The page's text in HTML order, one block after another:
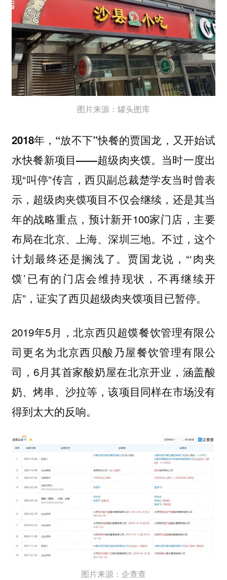
图片来源：罐头图库
2018年，“放不下”快餐的贾国龙，又开始试
水快餐新项目——超级肉夹馍。 当时一度出
现“叫停”传言，西贝副总裁楚学友当时曾表
示，超级肉夹馍项目不仅会继续，还是其当
年的战略重点，预计新开100家门店，主要
布局在北京、上海、深圳三地。不过，这个
计划最终还是搁浅了。贾国龙说，“‘肉夹
馍’已有的门店会维持现状，不再继续开
店”，证实了西贝超级肉夹馍项目已暂停。
2019年5月，北京西贝超馍餐饮管理有限公
司更名为北京西贝酸乃屋餐饮管理有限公
司，6月其首家酸奶屋在北京开业，涵盖酸
奶、烤串、沙拉等，该项目同样在市场没有
得到太大的反响。
图片来源：企查查